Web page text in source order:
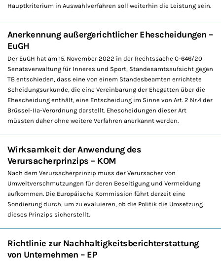
Hauptkriterium in Auswahlverfahren soll weiterhin die Leistung sein.
Anerkennung außergerichtlicher Ehescheidungen –
EuGH
Der EuGH hat am 15. November 2022 in der Rechtssache C-646/20
Senatsverwaltung für Inneres und Sport, Standesamtsaufsicht gegen
TB entschieden, dass eine von einem Standesbeamten errichtete
Scheidungsurkunde, die eine Vereinbarung der Ehegatten über die
Ehescheidung enthält, eine Entscheidung im Sinne von Art. 2 Nr.4 der
Brüssel-IIa-Verordnung darstellt. Ehescheidungen dieser Art
müssten daher ohne weitere Verfahren anerkannt werden.
Wirksamkeit der Anwendung des
Verursacherprinzips – KOM
Nach dem Verursacherprinzip muss der Verursacher von
Umweltverschmutzungen für deren Beseitigung und Vermeidung
aufkommen. Die Europäische Kommission führt derzeit eine
Sondierung durch, um zu evaluieren, ob die Politik die Umsetzung
dieses Prinzips sicherstellt.
Richtlinie zur Nachhaltigkeitsberichterstattung
von Unternehmen – EP